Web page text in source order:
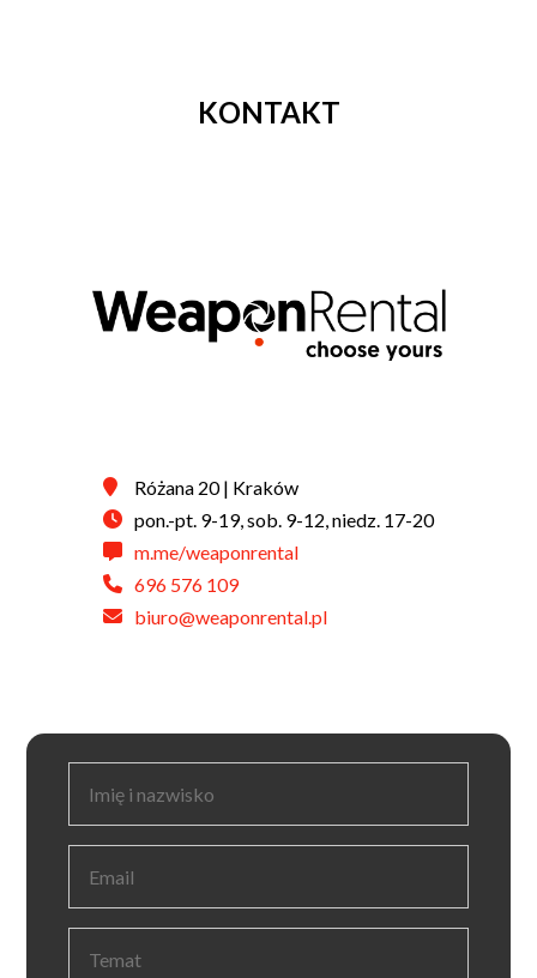
KONTAKT
Różana 20 | Kraków
pon.-pt. 9-19, sob. 9-12, niedz. 17-20
m.me/weaponrental
696 576 109
biuro@weaponrental.pl